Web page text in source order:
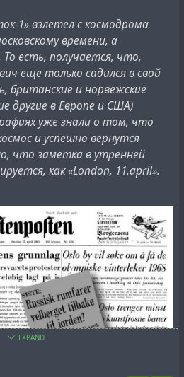
Daily Worker from
which was likely referenced by
1» взлетел с космодрома
времени, а
То есть, получается, что,
еще только садился в свой
британские и норвежские
другие в Европе и США)
уже знали о том, что
и успешно вернутся
что заметка в утренней
как «London, 11.april».
EXPAND